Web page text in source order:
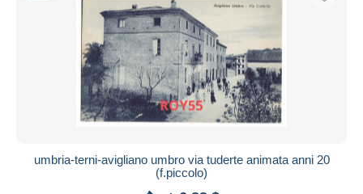
umbria-terni-avigliano umbro via tuderte animata anni 20
(f.piccolo)